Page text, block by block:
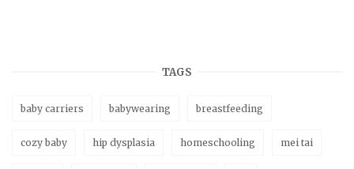
TAGS
baby carriers babywearing breastfeeding
cozy baby hip dysplasia homeschooling mei tai